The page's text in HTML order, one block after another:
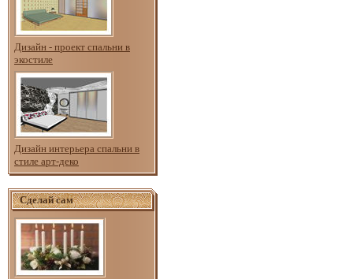
Дизайн - проект спальни в
экостиле
Дизайн интерьера спальни в
стиле арт-деко
Сделай сам